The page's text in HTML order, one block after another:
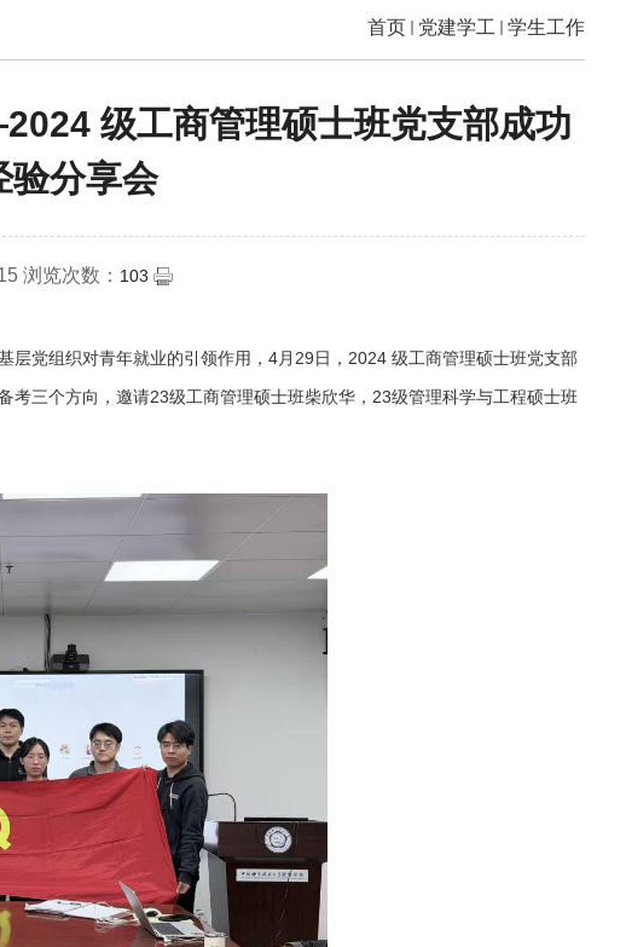
首页 党建学工 学生工作
级工商管理硕士班党支部成功
验分享会
浏览次数： 103
层党组织对青年就业的引领作用，4月29日，2024 级工商管理硕士班党支部
三个方向，邀请23级工商管理硕士班柴欣华，23级管理科学与工程硕士班